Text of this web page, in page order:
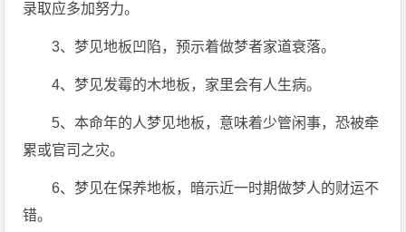
录取应多加努力。
3、梦见地板凹陷，预示着做梦者家道衰落。
4、梦见发霉的木地板，家里会有人生病。
5、本命年的人梦见地板，意味着少管闲事，恐被牵
累或官司之灾。
6、梦见在保养地板，暗示近一时期做梦人的财运不
错。